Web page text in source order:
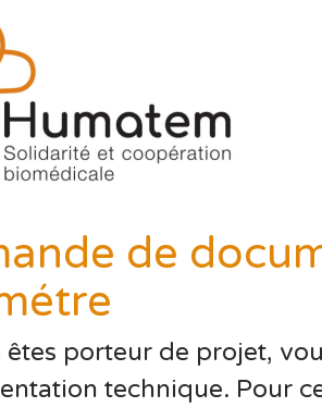
de
êtes porteur de projet,
technique. Pour